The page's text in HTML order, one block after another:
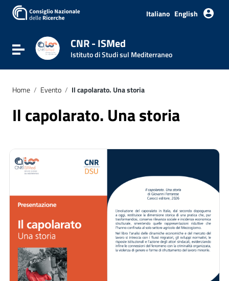
Vai ai contenuti
Vai al menu di navigazione
Vai al footer
Italiano English
Attiva / disattiva la navigazione
CNR - ISMed
Istituto di Studi sul Mediterraneo
Home / Evento / Il capolarato. Una storia
Il capolarato. Una storia